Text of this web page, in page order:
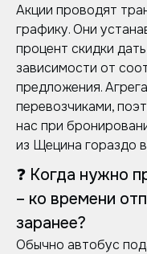
Акции проводят
графику. Они
процент скидки
зависимости от
предложения.
перевозчиками,
нас при
из Щецина гораздо
❓ Когда нужно
– ко времени
заранее?
Обычно автобус